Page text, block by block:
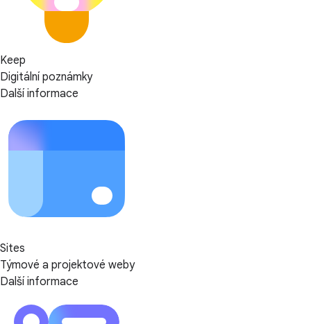
Keep
Digitální poznámky
Další informace
Sites
Týmové a projektové weby
Další informace